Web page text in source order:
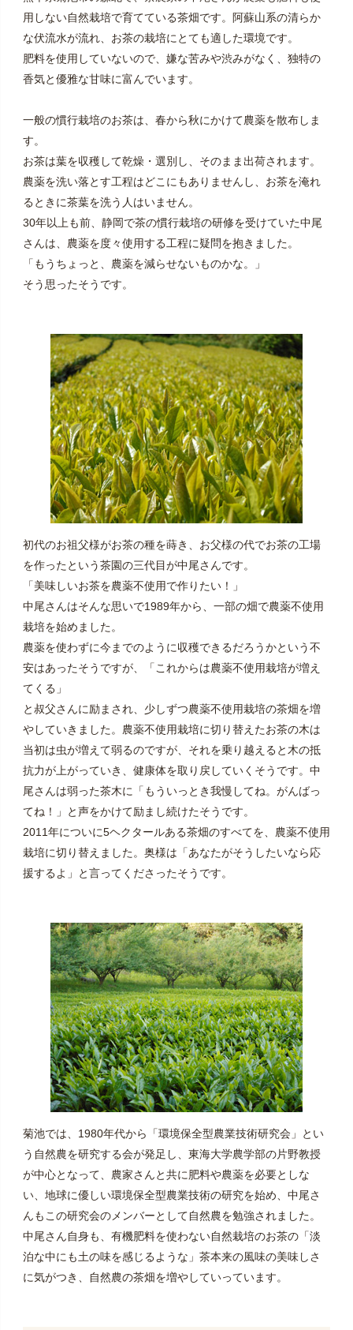
用しない自然栽培で育てている茶畑です。阿蘇山系の清らか
な伏流水が流れ、お茶の栽培にとても適した環境です。
肥料を使用していないので、嫌な苦みや渋みがなく、独特の
香気と優雅な甘味に富んでいます。
一般の慣行栽培のお茶は、春から秋にかけて農薬を散布しま
す。
お茶は葉を収穫して乾燥・選別し、そのまま出荷されます。
農薬を洗い落とす工程はどこにもありませんし、お茶を淹れ
るときに茶葉を洗う人はいません。
30年以上も前、静岡で茶の慣行栽培の研修を受けていた中尾
さんは、農薬を度々使用する工程に疑問を抱きました。
「もうちょっと、農薬を減らせないものかな。」
そう思ったそうです。
初代のお祖父様がお茶の種を蒔き、お父様の代でお茶の工場
を作ったという茶園の三代目が中尾さんです。
「美味しいお茶を農薬不使用で作りたい！」
中尾さんはそんな思いで1989年から、一部の畑で農薬不使用
栽培を始めました。
農薬を使わずに今までのように収穫できるだろうかという不
安はあったそうですが、「これからは農薬不使用栽培が増え
てくる」
と叔父さんに励まされ、少しずつ農薬不使用栽培の茶畑を増
やしていきました。農薬不使用栽培に切り替えたお茶の木は
当初は虫が増えて弱るのですが、それを乗り越えると木の抵
抗力が上がっていき、健康体を取り戻していくそうです。中
尾さんは弱った茶木に「もういっとき我慢してね。がんばっ
てね！」と声をかけて励まし続けたそうです。
2011年についに5ヘクタールある茶畑のすべてを、農薬不使用
栽培に切り替えました。奥様は「あなたがそうしたいなら応
援するよ」と言ってくださったそうです。
菊池では、1980年代から「環境保全型農業技術研究会」とい
う自然農を研究する会が発足し、東海大学農学部の片野教授
が中心となって、農家さんと共に肥料や農薬を必要としな
い、地球に優しい環境保全型農業技術の研究を始め、中尾さ
んもこの研究会のメンバーとして自然農を勉強されました。
中尾さん自身も、有機肥料を使わない自然栽培のお茶の「淡
泊な中にも土の味を感じるような」茶本来の風味の美味しさ
に気がつき、自然農の茶畑を増やしていっています。